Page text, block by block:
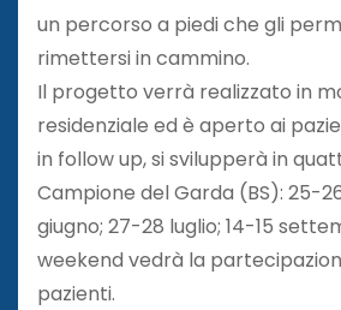
un percorso a piedi che gli
rimettersi in cammino.
Il progetto verrà realizzato in
residenziale ed è aperto ai
in follow up, si svilupperà in
Campione del Garda (BS): 25-
giugno; 27-28 luglio; 14-15
weekend vedrà la
pazienti.